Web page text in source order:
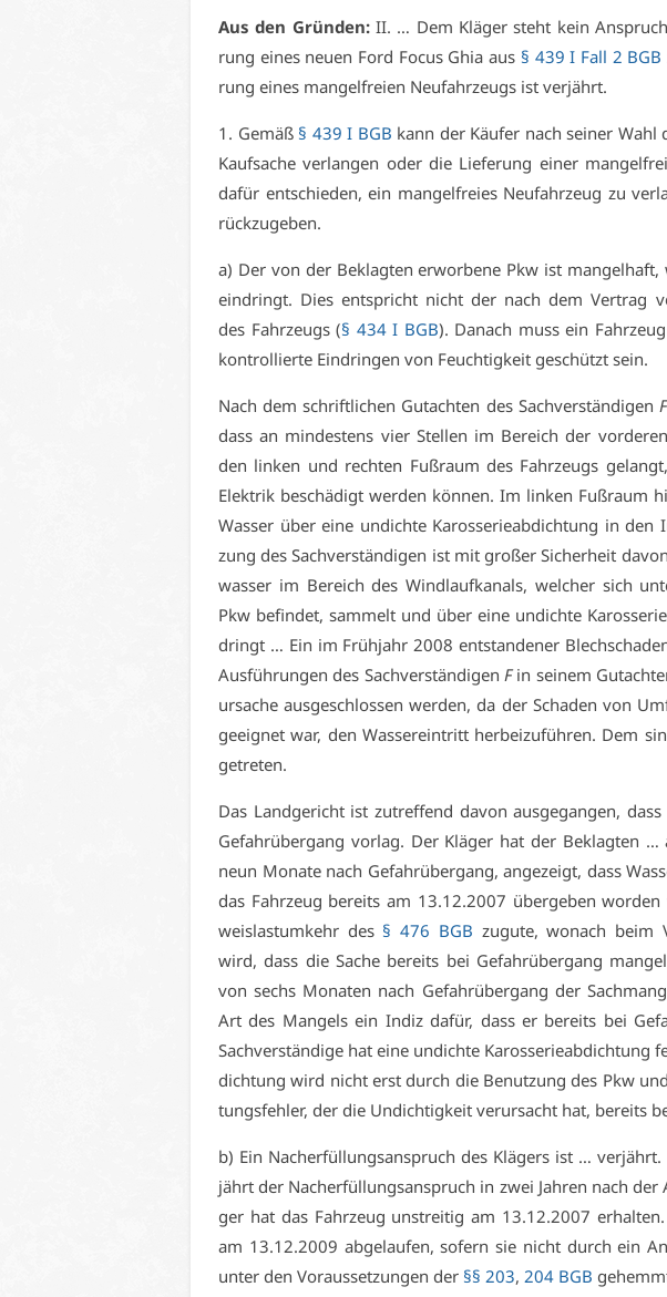
Aus den Grün­den:II. … Dem Klä­ger steht kein
rung ei­nes neu­en Ford Fo­cus Ghia aus § 439 I Fall 2 BGB
rung ei­nes man­gel­frei­en Neu­fahr­zeugs ist ver­jährt.
1. Ge­mäß § 439 I BGB kann der Käu­fer nach sei­ner
Kauf­sa­che ver­lan­gen oder die Lie­fe­rung ei­ner
da­für ent­schie­den, ein man­gel­frei­es Neu­fahr­zeug zu
rück­zu­ge­ben.
a) Der von der Be­klag­ten er­wor­be­ne Pkw ist
ein­dringt. Dies ent­spricht nicht der nach dem Ver­trag
des Fahr­zeugs (§ 434 I BGB). Da­nach muss ein
kon­trol­lier­te Ein­drin­gen von Feuch­tig­keit ge­schützt sein.
Nach dem schrift­li­chen Gut­ach­ten des Sach­ver­stän­di­gen F
dass an min­des­tens vier Stel­len im Be­reich der
den lin­ken und rech­ten Fuß­raum des Fahr­zeugs
Elek­trik be­schä­digt wer­den kön­nen. Im lin­ken Fuß­raum
Was­ser über ei­ne un­dich­te Ka­ros­se­rie­ab­dich­tung in
zung des Sach­ver­stän­di­gen ist mit gro­ßer Si­cher­heit
was­ser im Be­reich des Wind­lauf­ka­nals, wel­cher sich
Pkw be­fin­det, sam­melt und über ei­ne un­dich­te
dringt … Ein im Früh­jahr 2008 ent­stan­de­ner
Aus­füh­run­gen des Sach­ver­stän­di­genFin sei­nem
ur­sa­che aus­ge­schlos­sen wer­den, da der Scha­den von
ge­eig­net war, den Was­ser­ein­tritt her­bei­zu­füh­ren. Dem
ge­tre­ten.
Das Land­ge­richt ist zu­tref­fend da­von aus­ge­gan­gen,
Ge­fahr­über­gang vor­lag. Der Klä­ger hat der Be­klag­ten
neun Mo­na­te nach Ge­fahr­über­gang, an­ge­zeigt, dass
das Fahr­zeug be­reits am 13.12.2007 über­ge­ben
weis­last­um­kehr des § 476 BGB zu­gu­te, wo­nach beim
wird, dass die Sa­che be­reits bei Ge­fahr­über­gang
von sechs Mo­na­ten nach Ge­fahr­über­gang der
Art des Man­gels ein In­diz da­für, dass er be­reits bei
Sach­ver­stän­di­ge hat ei­ne un­dich­te Ka­ros­se­rie­ab­dich­tung
dich­tung wird nicht erst durch die Be­nut­zung des Pkw
tungs­feh­ler, der die Un­dich­tig­keit ver­ur­sacht hat, be­reits
b) Ein Nach­er­fül­lungs­an­spruch des Klä­gers ist … ver­jährt.
jährt der Nach­er­fül­lungs­an­spruch in zwei Jah­ren nach
ger hat das Fahr­zeug un­strei­tig am 13.12.2007
am 13.12.2009 ab­ge­lau­fen, so­fern sie nicht durch ein
un­ter den Vor­aus­set­zun­gen der §§ 203, 204 BGB